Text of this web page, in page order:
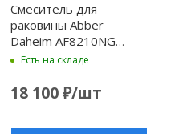
Смеситель для
раковины Abber
Daheim AF8210NG
никель
Есть на складе
18 100₽/шт